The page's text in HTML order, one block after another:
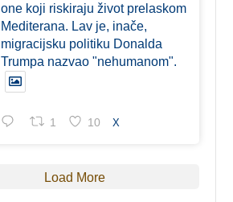
one koji riskiraju život prelaskom
Mediterana. Lav je, inače,
migracijsku politiku Donalda
Trumpa nazvao "nehumanom".
1 10 X
Load More